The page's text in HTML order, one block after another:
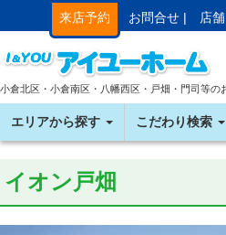
来店予約 お問合せ | 店
小倉北区・小倉南区・八幡西区・戸畑・門司等の
エリアから探す こだわり検索
イオン戸畑